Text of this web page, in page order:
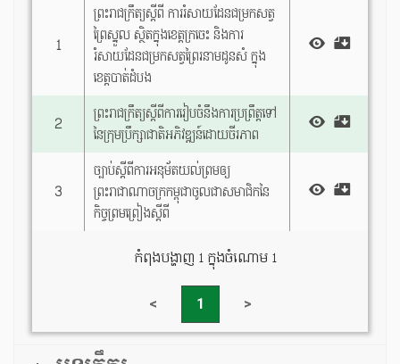
1
ព្រះរាជក្រឹត្យស្តីពី ការរំសាយដែនជម្រកសត្វ
ព្រៃស្នួល ស្ថិតក្នុងខេត្តក្រចេះ និងការ
រំសាយដែនជម្រកសត្វព្រៃរនាមដូនសំ ក្នុង
ខេត្តបាត់ដំបង
2
ព្រះរាជក្រឹត្យស្តីពីការរៀបចំនឹងការប្រព្រឹត្តទៅ
នៃក្រុមប្រឹក្សាជាតិអភិវឌ្ឍន៍ដោយចីរភាព
3
ច្បាប់ស្តីពីការអនុម័តយល់ព្រមឲ្យ
ព្រះរាជាណាចក្រកម្ពុជាចូលជាសមាជិកនៃ
កិច្ចព្រមព្រៀងស្តីពី
កំពុងបង្ហាញ 1 ក្នុងចំណោម 1
< 1 >